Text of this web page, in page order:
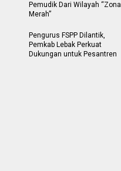
Pemudik Dari Wilayah “Zona
Merah”
Pengurus FSPP Dilantik,
Pemkab Lebak Perkuat
Dukungan untuk Pesantren